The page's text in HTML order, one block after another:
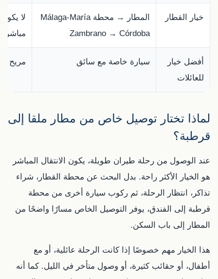
خيار القطار
المطار → محطة Málaga-María
Zambrano → Córdoba
لا
أفضل خيار
للعائلات
سيارة خاصة مع سائق مريح
لماذا تختار توصيل خاص من مطار ملقا إلى
قرطبة؟
عند الوصول من رحلة طيران طويلة، يكون الانتقال المباشر
هو الخيار الأكثر راحة. بدل البحث عن محطة القطار، شراء
تذاكر، انتظار الرحلة، ثم ركوب سيارة أخرى من محطة
قرطبة إلى الفندق، يوفر التوصيل الخاص مسارًا واضحًا من
المطار إلى باب السكن.
هذا الخيار مهم خصوصًا إذا كانت الرحلة عائلية، أو مع
أطفال، أو حقائب كثيرة، أو وصول متأخر في الليل. كما أنه